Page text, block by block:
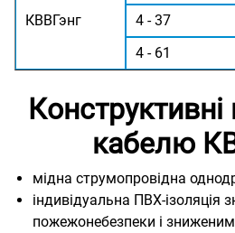
КВВГэнг
4 - 37
4 - 61
кабелю
мідна струмопровідна
індивідуальна ПВХ-ізоляція
пожежонебезпеки і зниженим